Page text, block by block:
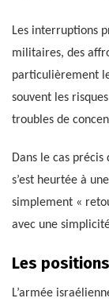
Les interruptions
militaires, des
particulièrement
souvent les
troubles de
Dans le cas
s’est heurtée à
simplement «
avec une
Les
L’armée